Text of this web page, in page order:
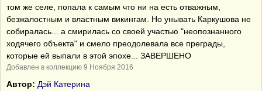
том же селе, попала к самым что ни на есть отважным,
безжалостным и властным викингам. Но унывать Каркушова не
собиралась... а смирилась со своей участью "неопознанного
ходячего объекта" и смело преодолевала все преграды,
которые ей выпали в этой эпохе... ЗАВЕРШЕНО
Добавлен в коллекцию 9 Ноября 2016
Автор: Дэй Катерина